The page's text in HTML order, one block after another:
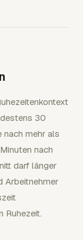
30
nach mehr als
nach
darf länger
Arbeitnehmer
Ruhezeit.